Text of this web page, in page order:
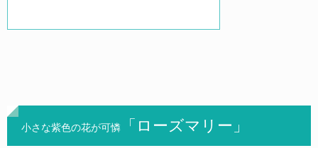
小さな紫色の花が可憐 「ローズマリー」